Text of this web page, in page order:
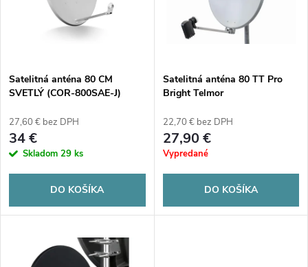
e
p
r
d
s
p
r
o
d
Satelitná anténa 80 CM
SVETLÝ (COR-800SAE-J)
27,60 € bez DPH
34 €
Skladom 29 ks
DO KOŠÍKA
Satelitná anténa 80 TT Pro
Bright Telmor
22,70 € bez DPH
27,90 €
Vypredané
DO KOŠÍKA